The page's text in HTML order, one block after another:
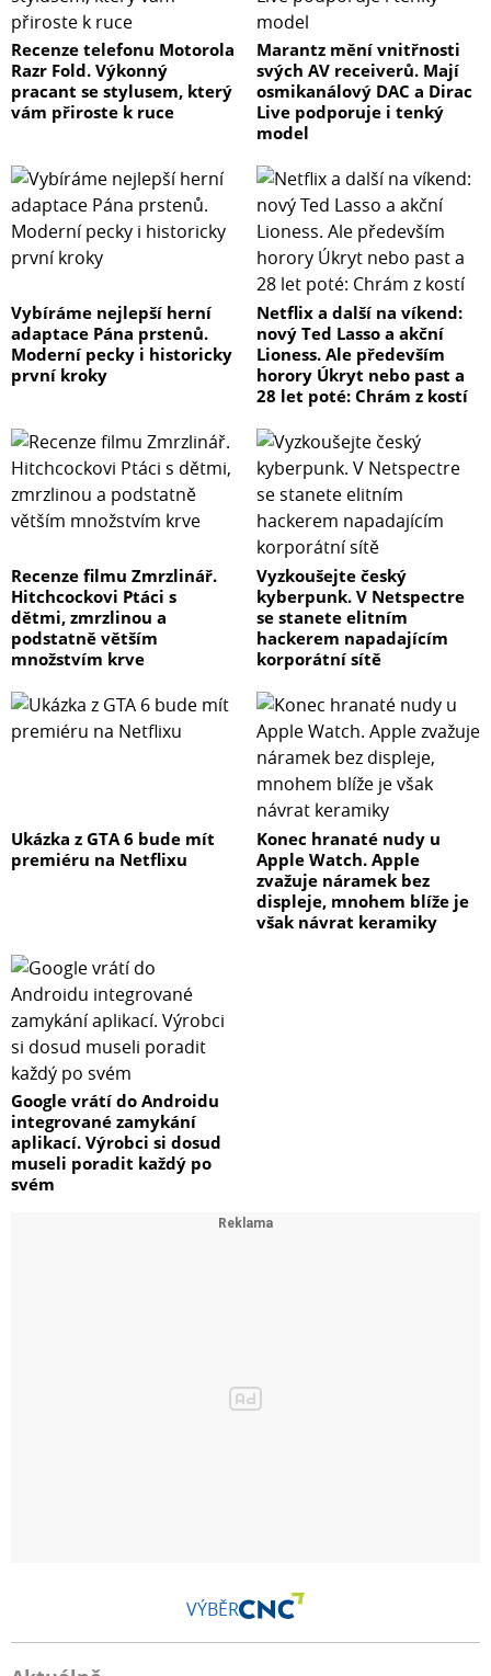
Recenze telefonu Motorola
Razr Fold. Výkonný
pracant se stylusem, který
vám přiroste k ruce
Marantz mění vnitřnosti
svých AV receiverů. Mají
osmikanálový DAC a Dirac
Live podporuje i tenký
model
Vybíráme nejlepší herní
adaptace Pána prstenů.
Moderní pecky i historicky
první kroky
Netflix a další na víkend:
nový Ted Lasso a akční
Lioness. Ale především
horory Úkryt nebo past a
28 let poté: Chrám z kostí
Recenze filmu Zmrzlinář.
Hitchcockovi Ptáci s
dětmi, zmrzlinou a
podstatně větším
množstvím krve
Vyzkoušejte český
kyberpunk. V Netspectre
se stanete elitním
hackerem napadajícím
korporátní sítě
Ukázka z GTA 6 bude mít
premiéru na Netflixu
Konec hranaté nudy u
Apple Watch. Apple
zvažuje náramek bez
displeje, mnohem blíže je
však návrat keramiky
Google vrátí do Androidu
integrované zamykání
aplikací. Výrobci si dosud
museli poradit každý po
svém
VÝBĚR